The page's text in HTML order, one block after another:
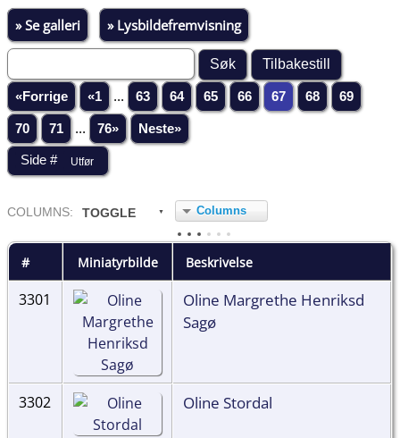
» Se galleri » Lysbildefremvisning
«Forrige «1 ... 63 64 65 66 67 68 69
70 71 ... 76» Neste»
COL UMNS: TOGGLE Columns
# Miniatyrbilde Beskrivelse
3301
Oline Margrethe Henriksd
Sagø
3302 Oline Stordal